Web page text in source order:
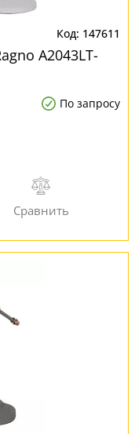
147611
A2043LT-
По запросу